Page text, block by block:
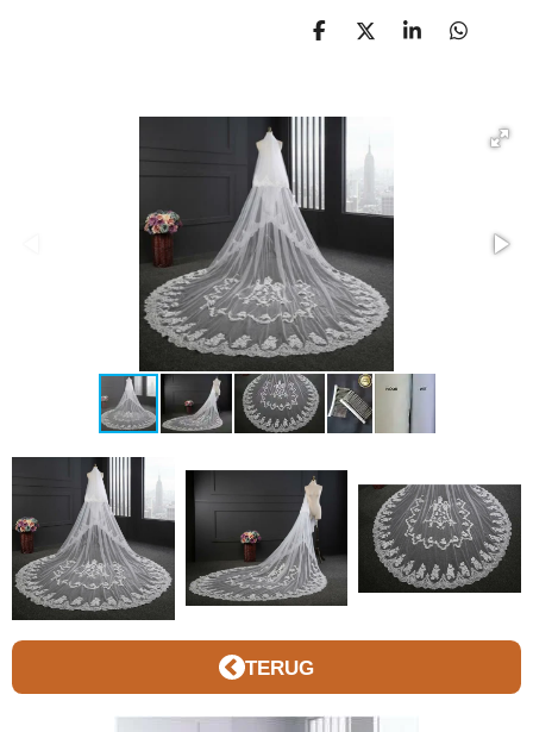
D
D
S
D
TERUG